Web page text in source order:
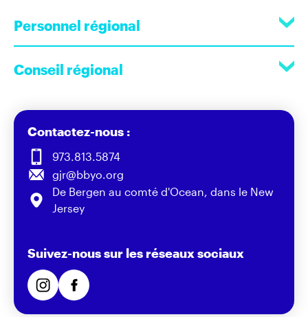
Personnel régional
Conseil régional
Contactez-nous :
973.813.5874
gjr@bbyo.org
De Bergen au comté d'Ocean, dans le New
Jersey
Suivez-nous sur les réseaux sociaux